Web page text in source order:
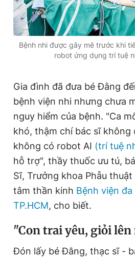
Phó tổng biên tập: Trần Việt Hưng
Tổng thư ký tòa soạn: Đức Trung
Giấy phép xuất bản số 110/GP -
chép dưới mọi hình thức nếu không
bản. Phát triển bởi ePi Technologies,
Bệnh nhi được gây mê trước khi
robot ứng dụng trí tuệ
Gia đình đã đưa bé Đằng
bệnh viện nhi nhưng chưa
nguy hiểm của bệnh. "Ca
khó, thậm chí bác sĩ không
không có robot AI (trí tuệ
hỗ trợ", thầy thuốc ưu tú,
Sĩ, Trưởng khoa Phẫu
tâm thần kinh Bệnh viện
TP.HCM, cho biết.
"Con trai yêu, giỏi lên
Đón lấy bé Đằng, thạc sĩ -